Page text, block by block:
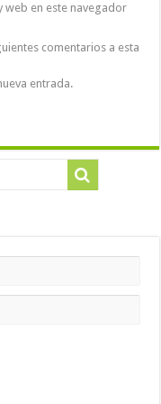
web en este navegador
comentarios a esta
entrada.